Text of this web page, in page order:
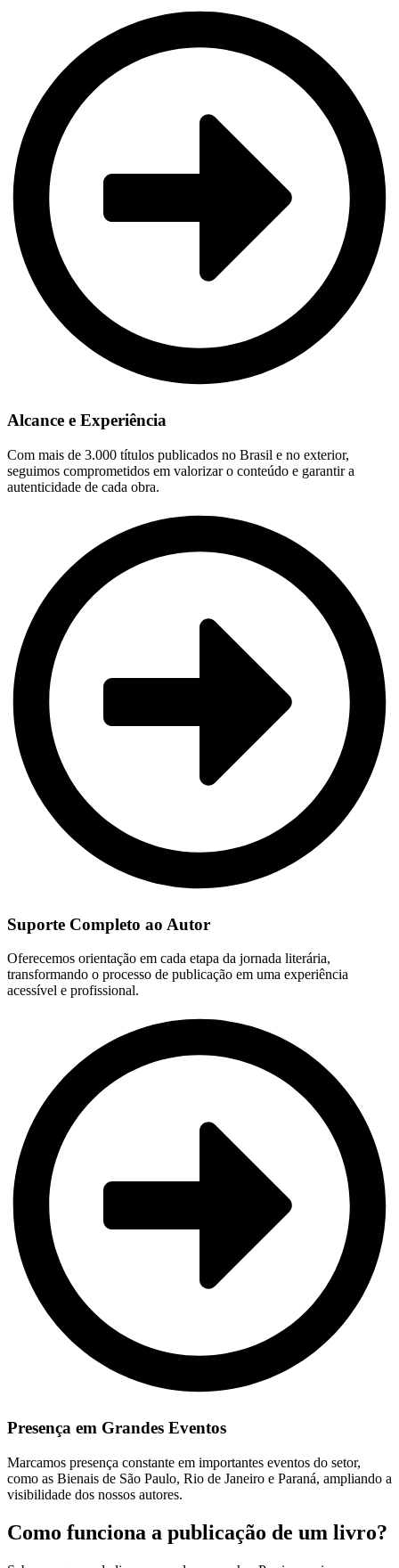
Alcance e Experiência
Com mais de 3.000 títulos publicados no Brasil e no exterior,
seguimos comprometidos em valorizar o conteúdo e garantir a
autenticidade de cada obra.
Suporte Completo ao Autor
Oferecemos orientação em cada etapa da jornada literária,
transformando o processo de publicação em uma experiência
acessível e profissional.
Presença em Grandes Eventos
Marcamos presença constante em importantes eventos do setor,
como as Bienais de São Paulo, Rio de Janeiro e Paraná, ampliando a
visibilidade dos nossos autores.
Como funciona a publicação de um livro?